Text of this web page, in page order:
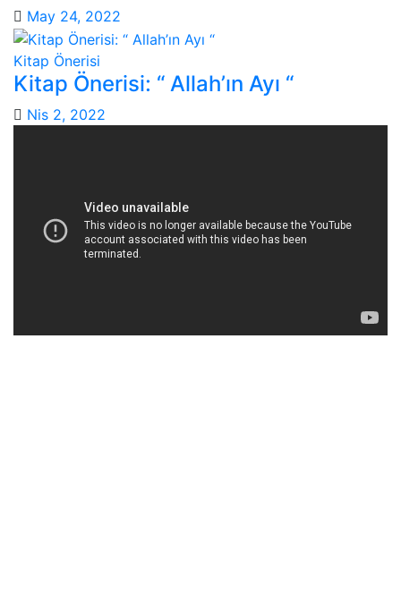
May 24, 2022
Kitap Önerisi
Kitap Önerisi: “ Allah’ın Ayı “
Nis 2, 2022